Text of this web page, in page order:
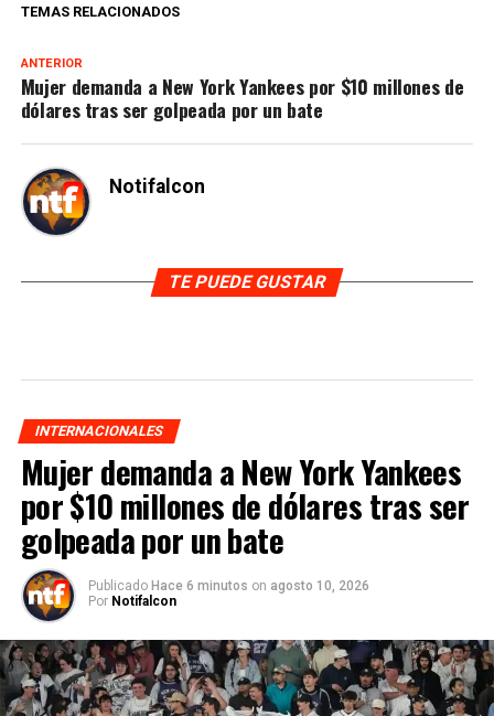
TEMAS RELACIONADOS
ANTERIOR
Mujer demanda a New York Yankees por $10 millones de
dólares tras ser golpeada por un bate
Notifalcon
TE PUEDE GUSTAR
INTERNACIONALES
Mujer demanda a New York Yankees
por $10 millones de dólares tras ser
golpeada por un bate
Publicado Hace 6 minutos on agosto 10, 2026
Por Notifalcon